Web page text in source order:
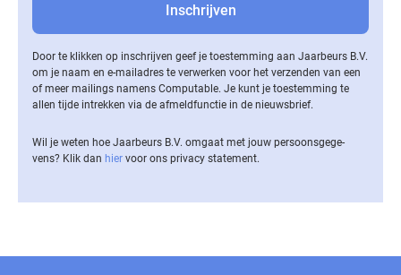
Door te klikken op inschrijven geef je toestemming aan Jaarbeurs B.V.
om je naam en e-mailadres te verwerken voor het verzenden van een
of meer mailings namens Computable. Je kunt je toestemming te
allen tijde intrekken via de af­meld­func­tie in de nieuwsbrief.
Wil je weten hoe Jaarbeurs B.V. omgaat met jouw per­soons­ge­ge­
vens? Klik dan hier voor ons privacy statement.